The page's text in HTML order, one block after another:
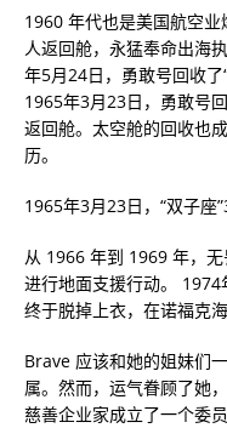
1960 年代也是美国航空
人返回舱，永猛奉命出海
年5月24日，勇敢号回收了
1965年3月23日，勇敢号
返回舱。太空舱的回收也
历。
1965年3月23日，“双子座
从 1966 年到 1969 年，
进行地面支援行动。
终于脱掉上衣，在诺福克
Brave 应该和她的姐妹们
属。然而，运气眷顾了她
慈善企业家成立了一个委